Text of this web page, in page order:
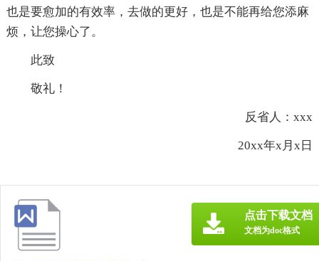
也是要愈加的有效率，去做的更好，也是不能再给您添麻
烦，让您操心了。
此致
敬礼！
反省人：xxx
20xx年x月x日
点击下载文档
文档为doc格式